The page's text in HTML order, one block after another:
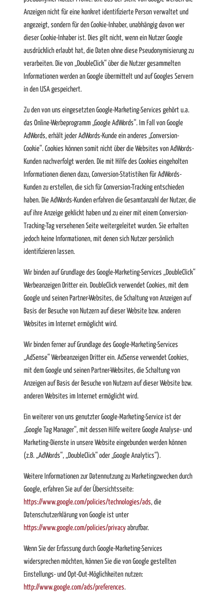
Anzeigen nicht für eine konkret identifizierte Person verwaltet und
angezeigt, sondern für den Cookie-Inhaber, unabhängig davon wer
dieser Cookie-Inhaber ist. Dies gilt nicht, wenn ein Nutzer Google
ausdrücklich erlaubt hat, die Daten ohne diese Pseudonymisierung zu
verarbeiten. Die von „DoubleClick“ über die Nutzer gesammelten
Informationen werden an Google übermittelt und auf Googles Servern
in den USA gespeichert.
Zu den von uns eingesetzten Google-Marketing-Services gehört u.a.
das Online-Werbeprogramm „Google AdWords“. Im Fall von Google
AdWords, erhält jeder AdWords-Kunde ein anderes „Conversion-
Cookie“. Cookies können somit nicht über die Websites von AdWords-
Kunden nachverfolgt werden. Die mit Hilfe des Cookies eingeholten
Informationen dienen dazu, Conversion-Statistiken für AdWords-
Kunden zu erstellen, die sich für Conversion-Tracking entschieden
haben. Die AdWords-Kunden erfahren die Gesamtanzahl der Nutzer, die
auf ihre Anzeige geklickt haben und zu einer mit einem Conversion-
Tracking-Tag versehenen Seite weitergeleitet wurden. Sie erhalten
jedoch keine Informationen, mit denen sich Nutzer persönlich
identifizieren lassen.
Wir binden auf Grundlage des Google-Marketing-Services „DoubleClick“
Werbeanzeigen Dritter ein. DoubleClick verwendet Cookies, mit dem
Google und seinen Partner-Websites, die Schaltung von Anzeigen auf
Basis der Besuche von Nutzern auf dieser Website bzw. anderen
Websites im Internet ermöglicht wird.
Wir binden ferner auf Grundlage des Google-Marketing-Services
„AdSense“ Werbeanzeigen Dritter ein. AdSense verwendet Cookies,
mit dem Google und seinen Partner-Websites, die Schaltung von
Anzeigen auf Basis der Besuche von Nutzern auf dieser Website bzw.
anderen Websites im Internet ermöglicht wird.
Ein weiterer von uns genutzter Google-Marketing-Service ist der
„Google Tag Manager“, mit dessen Hilfe weitere Google Analyse- und
Marketing-Dienste in unsere Website eingebunden werden können
(z.B. „AdWords“, „DoubleClick“ oder „Google Analytics“).
Weitere Informationen zur Datennutzung zu Marketingzwecken durch
Google, erfahren Sie auf der Übersichtsseite:
https://www.google.com/policies/technologies/ads, die
Datenschutzerklärung von Google ist unter
https://www.google.com/policies/privacy abrufbar.
Wenn Sie der Erfassung durch Google-Marketing-Services
widersprechen möchten, können Sie die von Google gestellten
Einstellungs- und Opt-Out-Möglichkeiten nutzen:
http://www.google.com/ads/preferences.